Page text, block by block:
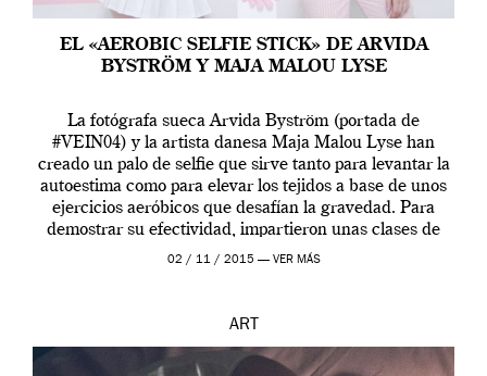
EL «AEROBIC SELFIE STICK» DE ARVIDA
BYSTRÖM Y MAJA MALOU LYSE
La fotógrafa sueca Arvida Byström (portada de
#VEIN04) y la artista danesa Maja Malou Lyse han
creado un palo de selfie que sirve tanto para levantar la
autoestima como para elevar los tejidos a base de unos
ejercicios aeróbicos que desafían la gravedad. Para
demostrar su efectividad, impartieron unas clases de
prueba en el Tate […]
02 / 11 / 2015 — VER MÁS
ART